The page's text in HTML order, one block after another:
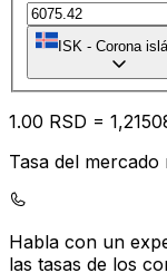
ISK - Corona
1.00 RSD = 1,
Tasa del
Habla con un
las tasas de los